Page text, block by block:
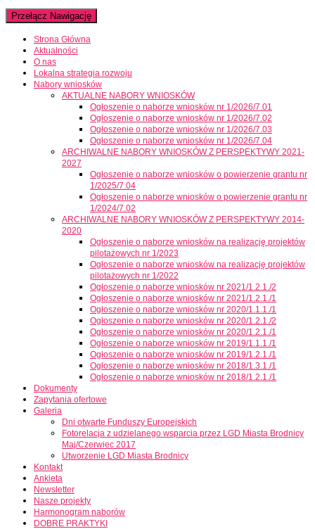
Przełącz Nawigację
Strona Główna
Aktualności
O nas
Lokalna strategia rozwoju
Nabory wniosków
AKTUALNE NABORY WNIOSKÓW
Ogłoszenie o naborze wniosków nr 1/2026/7.01
Ogłoszenie o naborze wniosków nr 1/2026/7.02
Ogłoszenie o naborze wniosków nr 1/2026/7.03
Ogłoszenie o naborze wniosków nr 1/2026/7.04
ARCHIWALNE NABORY WNIOSKÓW Z PERSPEKTYWY 2021-
2027
Ogłoszenie o naborze wniosków o powierzenie grantu nr
1/2025/7.04
Ogłoszenie o naborze wniosków o powierzenie grantu nr
1/2024/7.02
ARCHIWALNE NABORY WNIOSKÓW Z PERSPEKTYWY 2014-
2020
Ogłoszenie o naborze wniosków na realizację projektów
pilotażowych nr 1/2023
Ogłoszenie o naborze wniosków na realizację projektów
pilotażowych nr 1/2022
Ogłoszenie o naborze wniosków nr 2021/1.2.1./2
Ogłoszenie o naborze wniosków nr 2021/1.2.1./1
Ogłoszenie o naborze wniosków nr 2020/1.1.1./1
Ogłoszenie o naborze wniosków nr 2020/1.2.1./2
Ogłoszenie o naborze wniosków nr 2020/1.2.1./1
Ogłoszenie o naborze wniosków nr 2019/1.1.1./1
Ogłoszenie o naborze wniosków nr 2019/1.2.1./1
Ogłoszenie o naborze wniosków nr 2018/1.3.1./1
Ogłoszenie o naborze wniosków nr 2018/1.2.1./1
Dokumenty
Zapytania ofertowe
Galeria
Dni otwarte Funduszy Europejskich
Fotorelacja z udzielanego wsparcia przez LGD Miasta Brodnicy
Maj/Czerwiec 2017
Utworzenie LGD Miasta Brodnicy
Kontakt
Ankieta
Newsletter
Nasze projekty
Harmonogram naborów
DOBRE PRAKTYKI